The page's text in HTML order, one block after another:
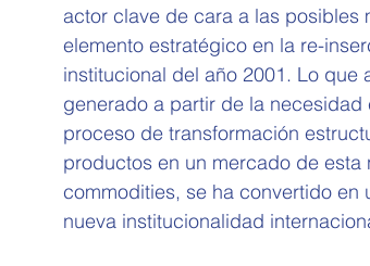
actor clave de cara a las posibles
elemento estratégico en la re-
institucional del año 2001. Lo
generado a partir de la
proceso de transformación
productos en un mercado de
commodities, se ha convertido
nueva institucionalidad